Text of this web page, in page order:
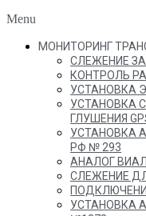
Menu
МОНИТОРИНГ
СЛЕЖЕНИЕ
КОНТРОЛЬ
УСТАНОВКА
УСТАНОВКА
ГЛУШЕНИЯ
УСТАНОВКА
РФ № 293
АНАЛОГ
СЛЕЖЕНИЕ
УСТАНОВКА